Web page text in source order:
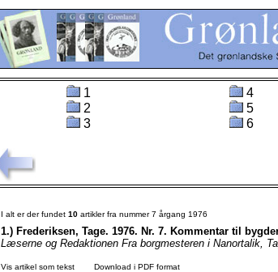
1
2
3
4
5
6
I alt er der fundet 10 artikler fra nummer 7 årgang 1976
1.) Frederiksen, Tage. 1976. Nr. 7. Kommentar til
Læserne og Redaktionen Fra borgmesteren i Nanortalik,
Vis artikel som tekst Download i PDF format